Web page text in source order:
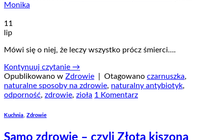
Monika
11
lip
Mówi się o niej, że leczy wszystko prócz śmierci….
Kontynuuj czytanie →
Opublikowano w Zdrowie Otagowano czarnuszka,
naturalne sposoby na zdrowie, naturalny antybiotyk,
odporność, zdrowie, zioła 1 Komentarz
Kuchnia Zdrowie
Samo zdrowie – czyli Złota kiszona